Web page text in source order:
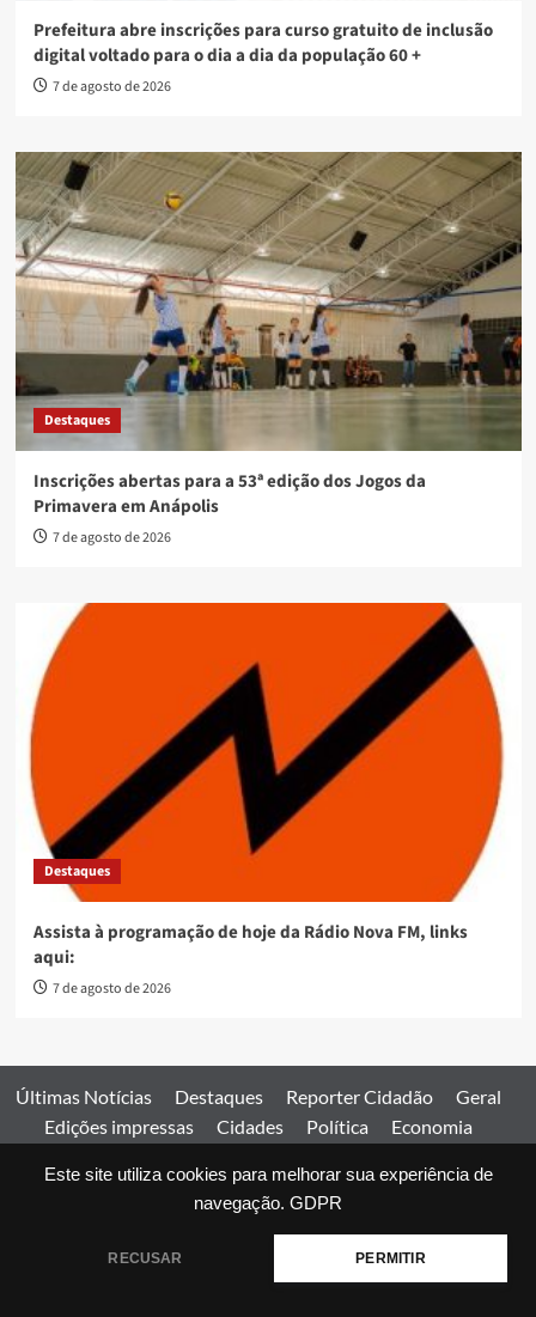
Este site utiliza cookies para melhorar sua experiência de
navegação. GDPR
RECUSAR PERMITIR
Prefeitura abre inscrições para curso gratuito de inclusão
digital voltado para o dia a dia da população 60 +
7 de agosto de 2026
Destaques
Inscrições abertas para a 53ª edição dos Jogos da
Primavera em Anápolis
7 de agosto de 2026
Destaques
Assista à programação de hoje da Rádio Nova FM, links
aqui:
7 de agosto de 2026
Últimas Notícias Destaques Reporter Cidadão
Geral
Edições impressas
Cidades Política
Economia
Comercial
Edições impressas Expediente Home
© 2026 Jornal Estado de Goiás. Todos os direitos reservados.
by AF themes.